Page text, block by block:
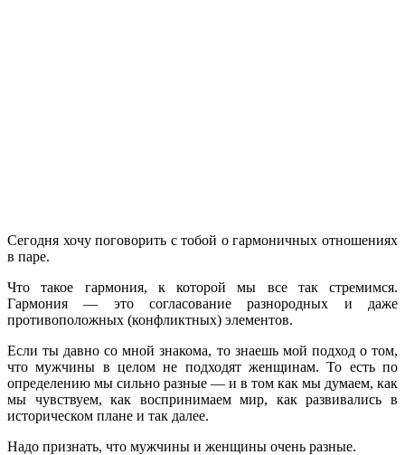
Сегодня хочу поговорить с тобой о гармоничных отношениях
в паре.
Что такое гармония, к которой мы все так стремимся.
Гармония — это согласование разнородных и даже
противоположных (конфликтных) элементов.
Если ты давно со мной знакома, то знаешь мой подход о том,
что мужчины в целом не подходят женщинам. То есть по
определению мы сильно разные — и в том как мы думаем, как
мы чувствуем, как воспринимаем мир, как развивались в
историческом плане и так далее.
Надо признать, что мужчины и женщины очень разные.